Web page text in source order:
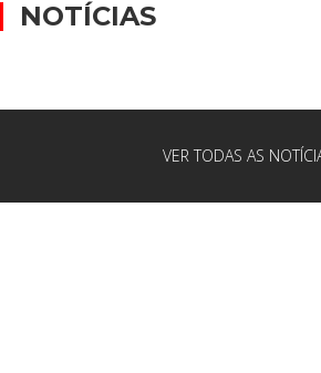
NOTÍCIAS
VER TODAS AS